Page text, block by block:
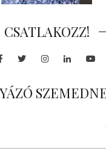
CSATLAKOZZ!
Facebook
TwitterInstagram
LinkedIn